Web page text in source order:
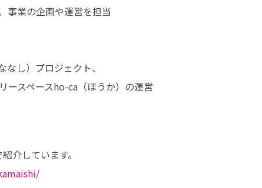
事業の企画や運営を担当
し）プロジェクト、
ースペースho-ca（ほうか）の運営